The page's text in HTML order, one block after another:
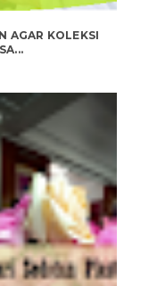
AGAR KOLEKSI